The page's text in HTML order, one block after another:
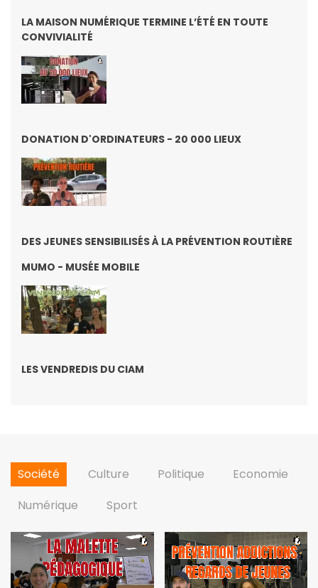
LA MAISON NUMÉRIQUE TERMINE L’ÉTÉ EN TOUTE
CONVIVIALITÉ
DONATION D'ORDINATEURS - 20 000 LIEUX
DES JEUNES SENSIBILISÉS À LA PRÉVENTION ROUTIÈRE
MUMO - MUSÉE MOBILE
LES VENDREDIS DU CIAM
Société Culture Politique
Economie
Numérique
Sport